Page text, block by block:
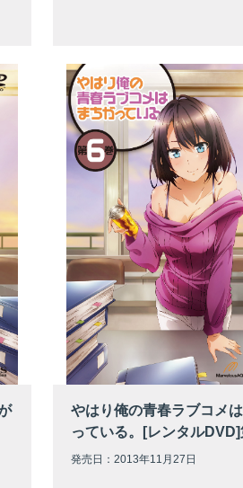
やはり俺の青春ラブコメ
っている。[レンタル
発売日：2013年11月27日